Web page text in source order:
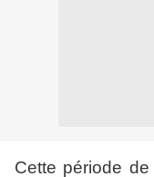
Cette période